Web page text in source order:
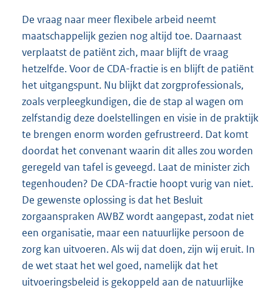
De vraag naar meer flexibele arbeid neemt
maatschappelijk gezien nog altijd toe. Daarnaast
verplaatst de patiënt zich, maar blijft de vraag
hetzelfde. Voor de CDA-fractie is en blijft de patiënt
het uitgangspunt. Nu blijkt dat zorgprofessionals,
zoals verpleegkundigen, die de stap al wagen om
zelfstandig deze doelstellingen en visie in de praktijk
te brengen enorm worden gefrustreerd. Dat komt
doordat het convenant waarin dit alles zou worden
geregeld van tafel is geveegd. Laat de minister zich
tegenhouden? De CDA-fractie hoopt vurig van niet.
De gewenste oplossing is dat het Besluit
zorgaanspraken AWBZ wordt aangepast, zodat niet
een organisatie, maar een natuurlijke persoon de
zorg kan uitvoeren. Als wij dat doen, zijn wij eruit. In
de wet staat het wel goed, namelijk dat het
uitvoeringsbeleid is gekoppeld aan de natuurlijke